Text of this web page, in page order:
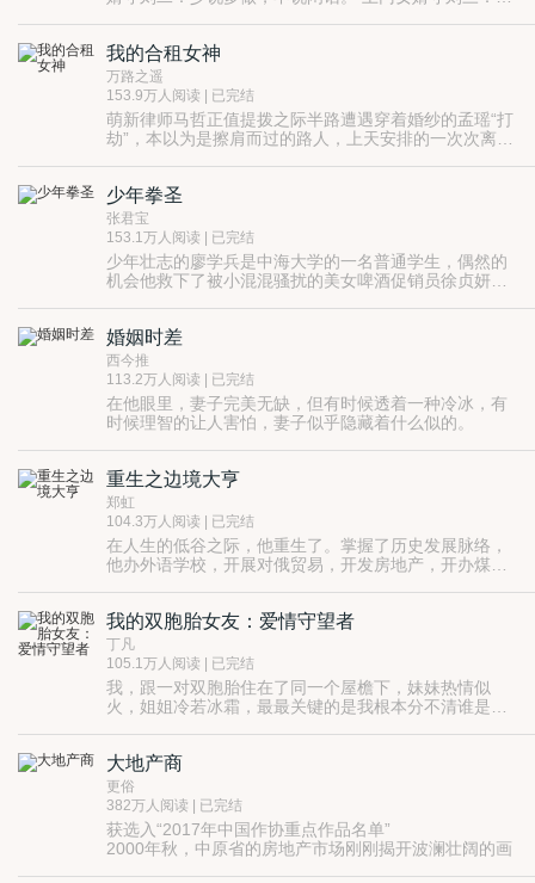
成了上门女婿。 面对这个社会评价普遍不高的身份。沈
炼表示：有这么漂亮的老婆，还想那么多干啥？
****************** 新书【我的夜店女老板】，书名下方有
链接直达，或者点作者名也能找到。
我的合租女神
万路之遥
153.9万人阅读 | 已完结
萌新律师马哲正值提拨之际半路遭遇穿着婚纱的孟瑶“打
劫”，本以为是擦肩而过的路人，上天安排的一次次离奇
少年拳圣
张君宝
153.1万人阅读 | 已完结
少年壮志的廖学兵是中海大学的一名普通学生，偶然的
机会他救下了被小混混骚扰的美女啤酒促销员徐贞妍，
一路披荆斩棘，面对世家公子、黑道大鳄、武道巨擘、
异国高手组成的强大对手，毅然向五年一度的武道大赛
的王冠——少年拳圣发起了冲击。
人生注定波澜壮阔的廖学兵，武道之路走得很艰难，却
也很……
婚姻时差
西今推
113.2万人阅读 | 已完结
在他眼里，妻子完美无缺，但有时候透着一种冷冰，有
时候理智的让人害怕，妻子似乎隐藏着什么似的。
枝城日报第一记者的李辉，寻着自己的怀疑一步一步往
前走，却发现了爱人不为人知的秘密……震惊愤怒的同
时，他也渐渐在自己的怀疑中迷失自己。
良知、正义、梦想在迷失的人性中接受着考验……
家庭逐渐陷入漩涡一般的阴谋中……骑虎难下难以自
拔……
重生之边境大亨
郑虹
104.3万人阅读 | 已完结
在人生的低谷之际，他重生了。掌握了历史发展脉络，
他办外语学校，开展对俄贸易，开发房地产，开办煤
我的双胞胎女友：爱情守望者
丁凡
105.1万人阅读 | 已完结
我，跟一对双胞胎住在了同一个屋檐下，妹妹热情似
火，姐姐冷若冰霜，最最关键的是我根本分不清谁是
大地产商
更俗
382万人阅读 | 已完结
获选入“2017年中国作协重点作品名单”
2000年秋，中原省的房地产市场刚刚揭开波澜壮阔的画